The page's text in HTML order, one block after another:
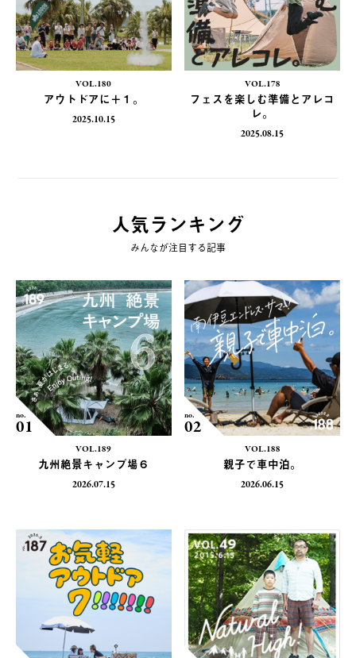
VOL.180
アウトドアに＋１。
2025.10.15
VOL.178
フェスを楽しむ準備とアレコ
レ。
2025.08.15
人気ランキング
みんなが注目する記事
no.
01
VOL.189
九州絶景キャンプ場６
2026.07.15
no.
02
VOL.188
親子で車中泊。
2026.06.15